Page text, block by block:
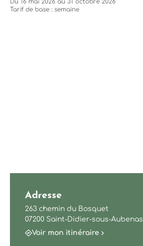
Du 16 mai 2026 au 31 octobre 2026
Tarif de base : semaine
Adresse
263 chemin du Bosquet
07200 Saint-Didier-sous-Aubenas
Voir mon itinéraire